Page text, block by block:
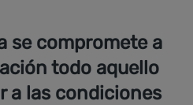
se compromete a
todo aquello
a las condiciones